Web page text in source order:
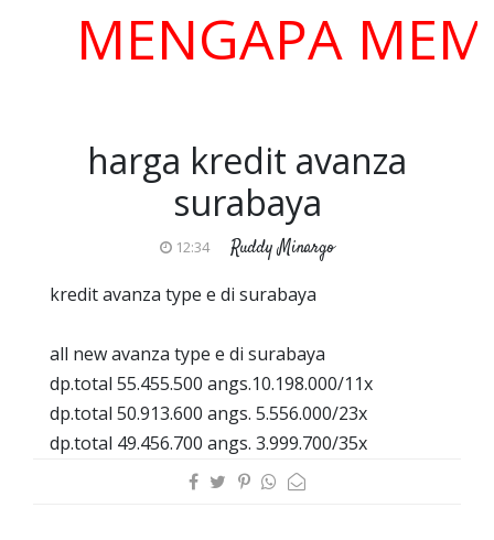
harga kredit avanza
surabaya
12:34 Ruddy Minargo
kredit avanza type e di surabaya
all new avanza type e di surabaya
dp.total 55.455.500 angs.10.198.000/11x
dp.total 50.913.600 angs. 5.556.000/23x
dp.total 49.456.700 angs. 3.999.700/35x